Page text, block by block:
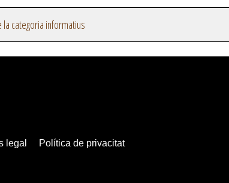
categoria informatius
legal Política de privacitat